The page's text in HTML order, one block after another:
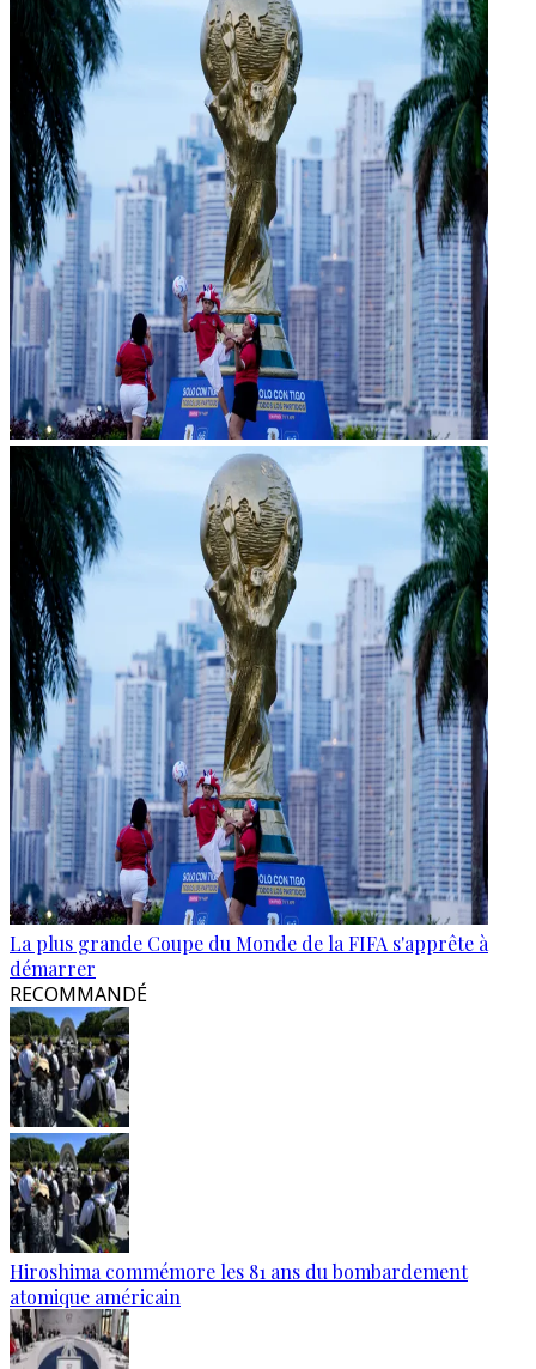
La plus grande Coupe du Monde de la FIFA s'apprête à
démarrer
RECOMMANDÉ
Hiroshima commémore les 81 ans du bombardement
atomique américain